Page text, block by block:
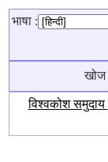
भाषा :
खोज
विश्वकोश समुदाय